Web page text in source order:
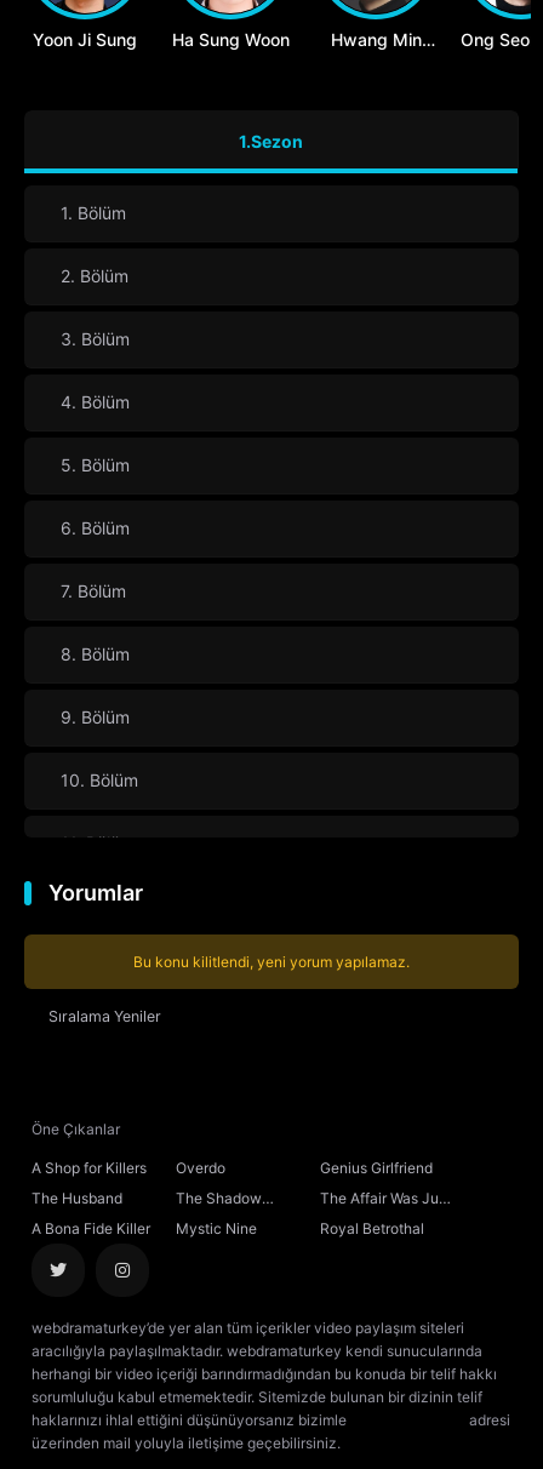
Yoon Ji Sung Ha Sung Woon
Hwang Min
Ong
1.Sezon
1. Bölüm
2. Bölüm
3. Bölüm
4. Bölüm
5. Bölüm
6. Bölüm
7. Bölüm
8. Bölüm
9. Bölüm
10. Bölüm
11. Bölüm
12. Bölüm
Yorumlar
Bu konu kilitlendi, yeni yorum yapılamaz.
Sıralama Yeniler
Öne Çıkanlar
A Shop for Killers Overdo
Genius Girlfriend
The Husband
The Shadow
Sovereign
The Affair Was Just
the Beginning
A Bona Fide Killer Mystic Nine Royal Betrothal
webdramaturkey’de yer alan tüm içerikler video paylaşım siteleri
aracılığıyla paylaşılmaktadır. webdramaturkey kendi sunucularında
herhangi bir video içeriği barındırmadığından bu konuda bir telif hakkı
sorumluluğu kabul etmemektedir. Sitemizde bulunan bir dizinin telif
haklarınızı ihlal ettiğini düşünüyorsanız bizimle
adresi
üzerinden mail yoluyla iletişime geçebilirsiniz.